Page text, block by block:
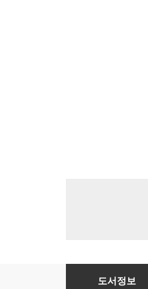
나이트 폴 Night Fall
도서정보